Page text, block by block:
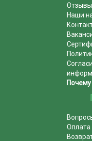
Отзывы
Наши
Оплата